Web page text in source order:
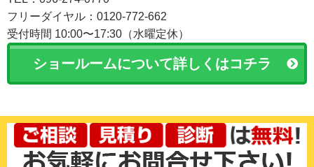
フリーダイヤル：0120-772-662
受付時間 10:00〜17:30（水曜定休）
ショールームについて詳しくはコチラ